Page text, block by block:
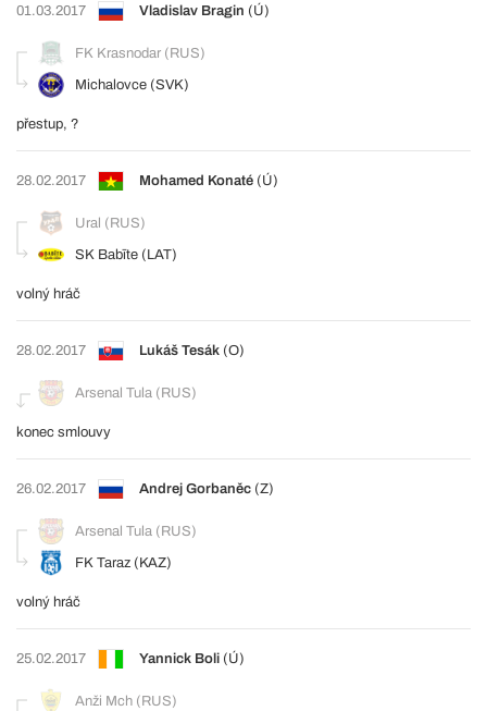
01.03.2017 Vladislav Bragin (Ú)
FK Krasnodar (RUS)
Michalovce (SVK)
přestup, ?
28.02.2017 Mohamed Konaté (Ú)
Ural (RUS)
SK Babīte (LAT)
volný hráč
28.02.2017 Lukáš Tesák (O)
Arsenal Tula (RUS)
konec smlouvy
26.02.2017 Andrej Gorbaněc (Z)
Arsenal Tula (RUS)
FK Taraz (KAZ)
volný hráč
25.02.2017 Yannick Boli (Ú)
Anži Mch (RUS)